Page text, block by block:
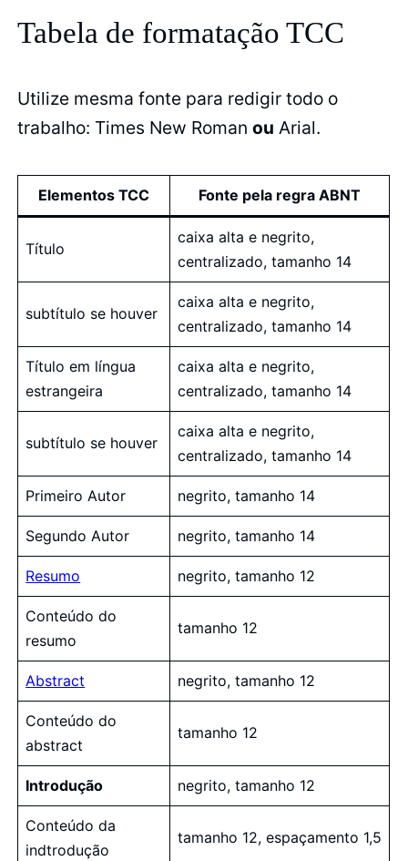
Tabela de formatação TCC
Utilize mesma fonte para redigir todo o
trabalho: Times New Romanou Arial.
Elementos TCC Fonte pela regra ABNT
Título
caixa alta e negrito,
centralizado, tamanho 14
subtítulo se houver
caixa alta e negrito,
centralizado, tamanho 14
Título em língua
estrangeira
caixa alta e negrito,
centralizado, tamanho 14
subtítulo se houver
caixa alta e negrito,
centralizado, tamanho 14
Primeiro Autor negrito, tamanho 14
Segundo Autor negrito, tamanho 14
Resumo negrito, tamanho 12
Conteúdo do
resumo
tamanho 12
Abstract negrito, tamanho 12
Conteúdo do
abstract
tamanho 12
Introdução negrito, tamanho 12
Conteúdo da
indtrodução
tamanho 12, espaçamento 1,5